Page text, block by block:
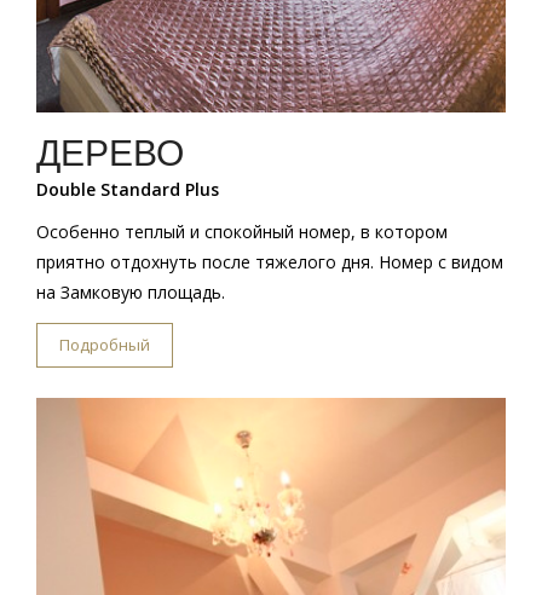
ДЕРЕВО
Double Standard Plus
Особенно теплый и спокойный номер, в котором
приятно отдохнуть после тяжелого дня. Номер с видом
на Замковую площадь.
Подробный